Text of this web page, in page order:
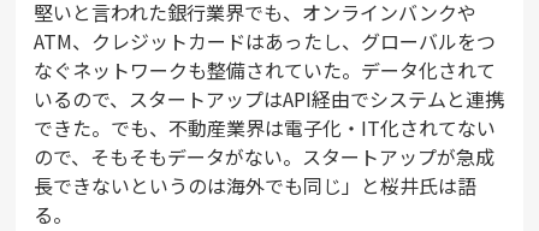
堅いと言われた銀行業界でも、オンラインバンクや
ATM、クレジットカードはあったし、グローバルをつ
なぐネットワークも整備されていた。データ化されて
いるので、スタートアップはAPI経由でシステムと連携
できた。でも、不動産業界は電子化・IT化されてない
ので、そもそもデータがない。スタートアップが急成
長できないというのは海外でも同じ」と桜井氏は語
る。